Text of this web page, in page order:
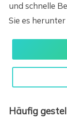
und schnelle
Sie es
Häufig